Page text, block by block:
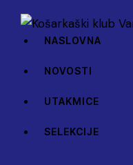
NASLOVNA
NOVOSTI
UTAKMICE
SELEKCIJE